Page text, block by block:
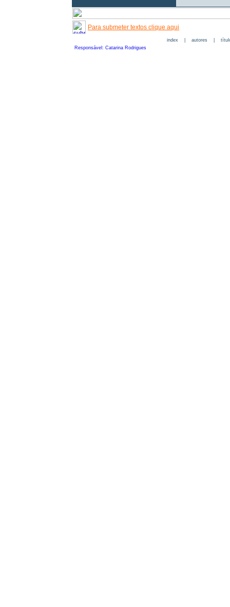
Para submeter textos clique aqui
index| autores|